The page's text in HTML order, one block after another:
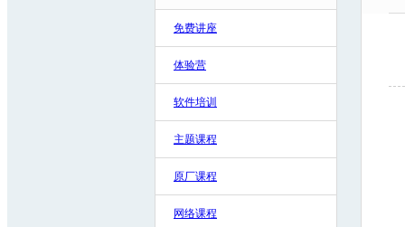
免费讲座
体验营
软件培训
主题课程
原厂课程
网络课程